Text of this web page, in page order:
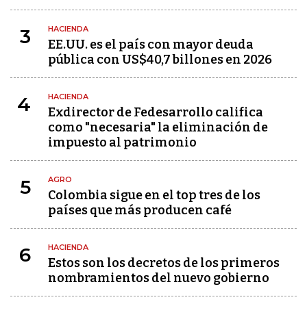
3 HACIENDA
EE.UU. es el país con mayor deuda
pública con US$40,7 billones en 2026
4 HACIENDA
Exdirector de Fedesarrollo califica
como "necesaria" la eliminación de
impuesto al patrimonio
5 AGRO
Colombia sigue en el top tres de los
países que más producen café
6 HACIENDA
Estos son los decretos de los primeros
nombramientos del nuevo gobierno